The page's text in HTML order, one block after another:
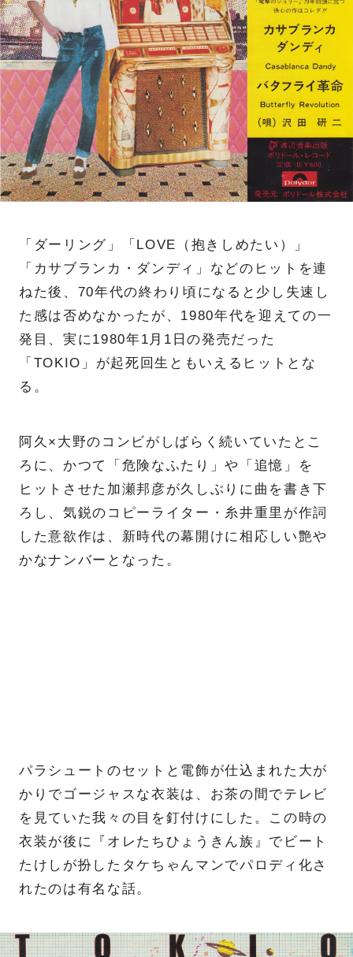
「ダーリング」「LOVE（抱きしめたい）」
「カサブランカ・ダンディ」などのヒットを連
ねた後、70年代の終わり頃になると少し失速し
た感は否めなかったが、1980年代を迎えての一
発目、実に1980年1月1日の発売だった
「TOKIO」が起死回生ともいえるヒットとな
る。
阿久×大野のコンビがしばらく続いていたとこ
ろに、かつて「危険なふたり」や「追憶」を
ヒットさせた加瀬邦彦が久しぶりに曲を書き下
ろし、気鋭のコピーライター・糸井重里が作詞
した意欲作は、新時代の幕開けに相応しい艶や
かなナンバーとなった。
パラシュートのセットと電飾が仕込まれた大が
かりでゴージャスな衣装は、お茶の間でテレビ
を見ていた我々の目を釘付けにした。この時の
衣装が後に『オレたちひょうきん族』でビート
たけしが扮したタケちゃんマンでパロディ化さ
れたのは有名な話。